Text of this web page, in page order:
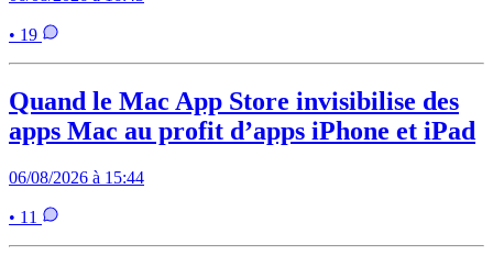
• 19
Quand le Mac App Store invisibilise des
apps Mac au profit d’apps iPhone et iPad
06/08/2026 à 15:44
• 11